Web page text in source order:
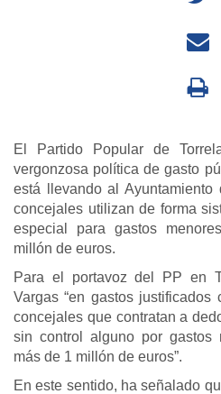
El Partido Popular de
vergonzosa política de gasto
está llevando al
concejales utilizan de forma
especial para gastos
millón de euros.
Para el portavoz del PP en
Vargas “en gastos
concejales que contratan a
sin control alguno por gastos
más de 1 millón de euros”.
En este sentido, ha señalado